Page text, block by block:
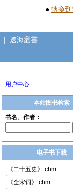
●轉換
| 遼海叢書
用户中心
本站图书检索
电子书下载
《二十五史》.chm
《全宋词》.chm